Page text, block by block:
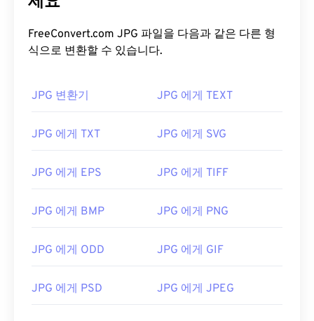
FreeConvert.com JPG 파일을 다음과 같은 다른 형
식으로 변환할 수 있습니다.
JPG 변환기 JPG 에게 TEXT
JPG 에게 TXT JPG 에게 SVG
JPG 에게 EPS JPG 에게 TIFF
JPG 에게 BMP JPG 에게 PNG
JPG 에게 ODD JPG 에게 GIF
JPG 에게 PSD JPG 에게 JPEG